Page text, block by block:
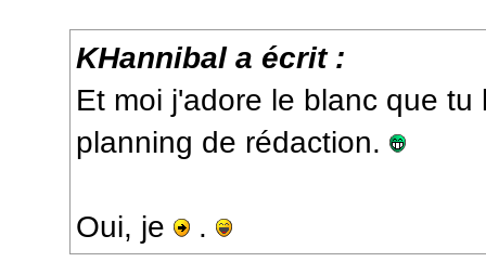
KHannibal a écrit :
Et moi j'adore le blanc que
planning de rédaction.
Oui, je .